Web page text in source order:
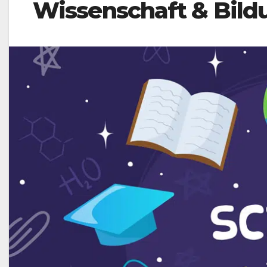
Wissenschaft &